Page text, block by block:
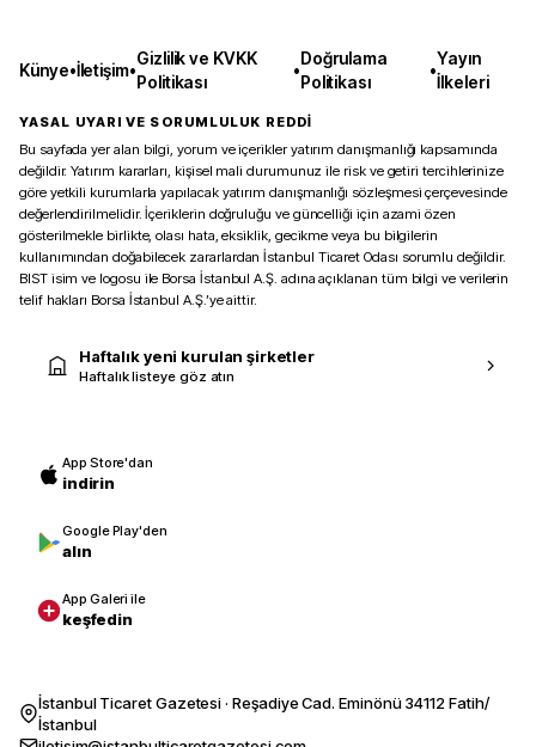
Künye•İletişim•
Gizlilik ve KVKK
Politikası
•
Doğrulama
Politikası
•
Yayın
İlkeleri
YASAL UYARI VE SORUMLULUK REDDİ
Bu sayfada yer alan bilgi, yorum ve içerikler yatırım danışmanlığı kapsamında
değildir. Yatırım kararları, kişisel mali durumunuz ile risk ve getiri tercihlerinize
göre yetkili kurumlarla yapılacak yatırım danışmanlığı sözleşmesi çerçevesinde
değerlendirilmelidir. İçeriklerin doğruluğu ve güncelliği için azami özen
gösterilmekle birlikte, olası hata, eksiklik, gecikme veya bu bilgilerin
kullanımından doğabilecek zararlardan İstanbul Ticaret Odası sorumlu değildir.
BIST isim ve logosu ile Borsa İstanbul A.Ş. adına açıklanan tüm bilgi ve verilerin
telif hakları Borsa İstanbul A.Ş.’ye aittir.
Haftalık yeni kurulan şirketler
Haftalık listeye göz atın
App Store'dan
indirin
Google Play'den
alın
App Galeri ile
keşfedin
İstanbul Ticaret Gazetesi · Reşadiye Cad. Eminönü 34112 Fatih/
İstanbul